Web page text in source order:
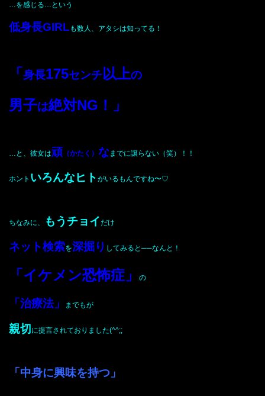
…を感じる…という
低身長GIRL も数人、アタシは知ってる！
「 身長175センチ以上の
男子は絶対NG！」
…と、彼女は頑 （かたく） なまでに譲らない（笑）！！
ホント いろんなヒト がいるもんですね〜♡
ちなみに、 もうチョイだけ
ネット検索を深掘り してみると──なんと！
「イケメン恐怖症」 の
「治療法」 までもが
親切 に提言されておりました(^^;;
「中身に興味を持つ」